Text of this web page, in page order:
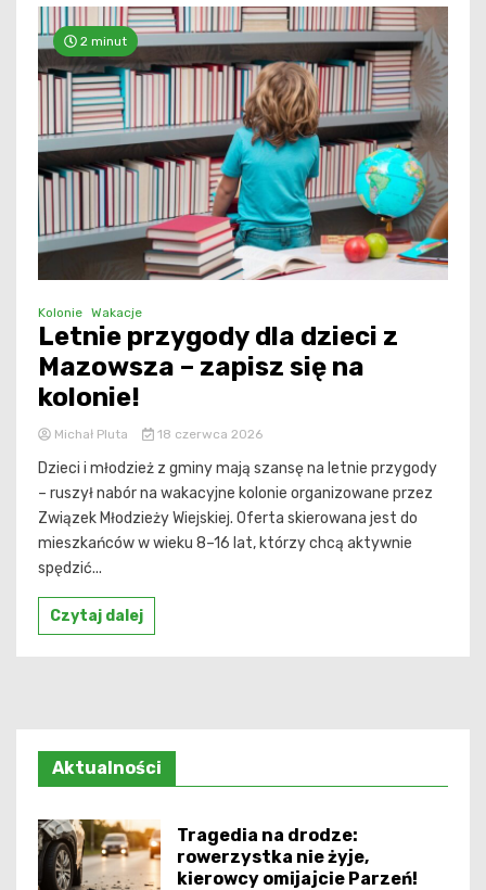
2 minut
Kolonie Wakacje
Letnie przygody dla dzieci z
Mazowsza – zapisz się na
kolonie!
Michał Pluta 18 czerwca 2026
Dzieci i młodzież z gminy mają szansę na letnie przygody
– ruszył nabór na wakacyjne kolonie organizowane przez
Związek Młodzieży Wiejskiej. Oferta skierowana jest do
mieszkańców w wieku 8–16 lat, którzy chcą aktywnie
spędzić...
Czytaj dalej
Aktualności
Tragedia na drodze:
rowerzystka nie żyje,
kierowcy omijajcie Parzeń!